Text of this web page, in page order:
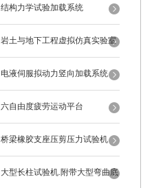
结构力学试验加载系统
岩土与地下工程虚拟仿真实验室
电液伺服拟动力竖向加载系统
六自由度疲劳运动平台
桥梁橡胶支座压剪压力试验机
大型长柱试验机.附带大型弯曲底